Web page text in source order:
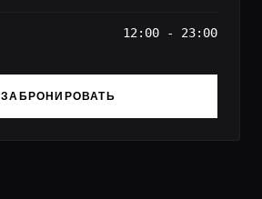
12:00 - 23:00
ЗАБРОНИРОВАТЬ